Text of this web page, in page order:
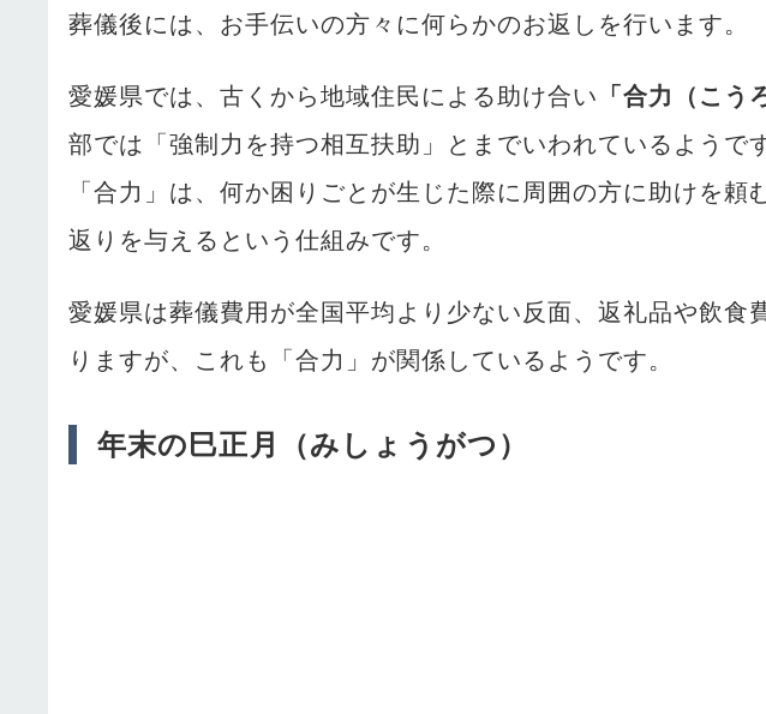
葬儀後には、お手伝いの方々に何らかのお返しを行います。
愛媛県では、古くから地域住民による助け合い 「合力（こう
部では「強制力を持つ相互扶助」とまでいわれているようで
「合力」は、何か困りごとが生じた際に周囲の方に助けを
返りを与えるという仕組みです。
愛媛県は葬儀費用が全国平均より少ない反面、返礼品や飲食
りますが、これも「合力」が関係しているようです。
年末の巳正月（みしょうがつ）